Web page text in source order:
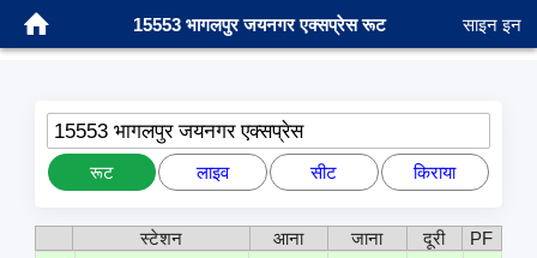
15553 भागलपुर जयनगर एक्सप्रेस रूट साइन इन
15553 भागलपुर जयनगर एक्सप्रेस
रूट लाइव सीट किराया
स्टेशन आना जाना दूरी
PF